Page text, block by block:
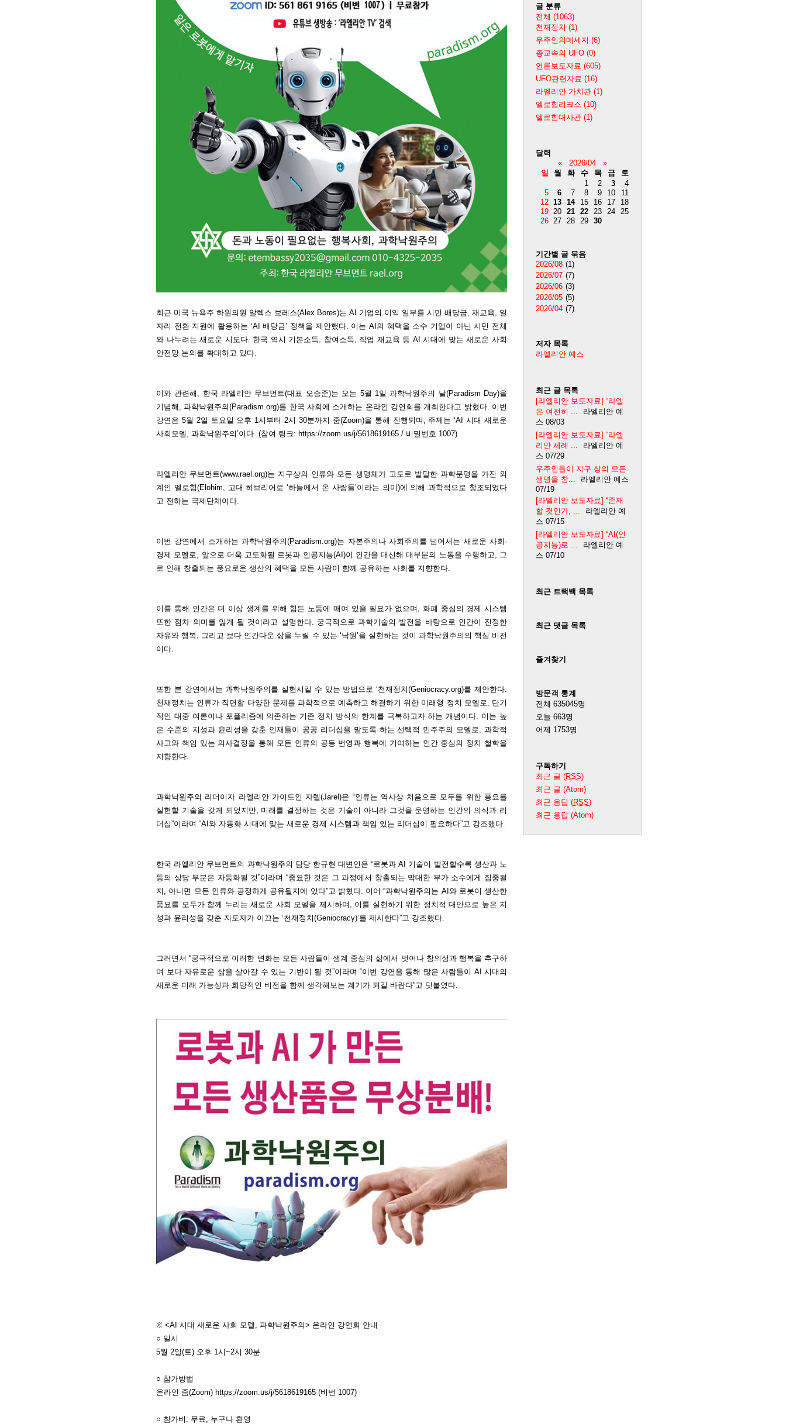
최근 미국 뉴욕주 하원의원 알렉스 보레스(Alex Bores)는 AI 기업의 이익 일부를 시민 배당금, 재교육, 일
자리 전환 지원에 활용하는 ‘AI 배당금’ 정책을 제안했다. 이는 AI의 혜택을 소수 기업이 아닌 시민 전체
와 나누려는 새로운 시도다. 한국 역시 기본소득, 참여소득, 직업 재교육 등 AI 시대에 맞는 새로운 사회
안전망 논의를 확대하고 있다.
이와 관련해, 한국 라엘리안 무브먼트(대표 오승준)는 오는 5월 1일 과학낙원주의 날(Paradism Day)을
기념해, 과학낙원주의(Paradism.org)를 한국 사회에 소개하는 온라인 강연회를 개최한다고 밝혔다. 이번
강연은 5월 2일 토요일 오후 1시부터 2시 30분까지 줌(Zoom)을 통해 진행되며, 주제는 ‘AI 시대 새로운
사회모델, 과학낙원주의’이다. (참여 링크: https://zoom.us/j/5618619165 / 비밀번호 1007)
라엘리안 무브먼트(www.rael.org)는 지구상의 인류와 모든 생명체가 고도로 발달한 과학문명을 가진 외
계인 엘로힘(Elohim, 고대 히브리어로 ‘하늘에서 온 사람들’이라는 의미)에 의해 과학적으로 창조되었다
고 전하는 국제단체이다.
이번 강연에서 소개하는 과학낙원주의(Paradism.org)는 자본주의나 사회주의를 넘어서는 새로운 사회·
경제 모델로, 앞으로 더욱 고도화될 로봇과 인공지능(AI)이 인간을 대신해 대부분의 노동을 수행하고, 그
로 인해 창출되는 풍요로운 생산의 혜택을 모든 사람이 함께 공유하는 사회를 지향한다.
이를 통해 인간은 더 이상 생계를 위해 힘든 노동에 매여 있을 필요가 없으며, 화폐 중심의 경제 시스템
또한 점차 의미를 잃게 될 것이라고 설명한다. 궁극적으로 과학기술의 발전을 바탕으로 인간이 진정한
자유와 행복, 그리고 보다 인간다운 삶을 누릴 수 있는 ‘낙원’을 실현하는 것이 과학낙원주의의 핵심 비전
이다.
또한 본 강연에서는 과학낙원주의를 실현시킬 수 있는 방법으로 ‘천재정치(Geniocracy.org)를 제안한다.
천재정치는 인류가 직면할 다양한 문제를 과학적으로 예측하고 해결하기 위한 미래형 정치 모델로, 단기
적인 대중 여론이나 포퓰리즘에 의존하는 기존 정치 방식의 한계를 극복하고자 하는 개념이다. 이는 높
은 수준의 지성과 윤리성을 갖춘 인재들이 공공 리더십을 맡도록 하는 선택적 민주주의 모델로, 과학적
사고와 책임 있는 의사결정을 통해 모든 인류의 공동 번영과 행복에 기여하는 인간 중심의 정치 철학을
지향한다.
과학낙원주의 리더이자 라엘리안 가이드인 자렐(Jarel)은 “인류는 역사상 처음으로 모두를 위한 풍요를
실현할 기술을 갖게 되었지만, 미래를 결정하는 것은 기술이 아니라 그것을 운영하는 인간의 의식과 리
더십”이라며 “AI와 자동화 시대에 맞는 새로운 경제 시스템과 책임 있는 리더십이 필요하다”고 강조했다.
한국 라엘리안 무브먼트의 과학낙원주의 담당 한규현 대변인은 “로봇과 AI 기술이 발전할수록 생산과 노
동의 상당 부분은 자동화될 것”이라며 “중요한 것은 그 과정에서 창출되는 막대한 부가 소수에게 집중될
지, 아니면 모든 인류와 공정하게 공유될지에 있다”고 밝혔다. 이어 “과학낙원주의는 AI와 로봇이 생산한
풍요를 모두가 함께 누리는 새로운 사회 모델을 제시하며, 이를 실현하기 위한 정치적 대안으로 높은 지
성과 윤리성을 갖춘 지도자가 이끄는 ‘천재정치(Geniocracy)’를 제시한다”고 강조했다.
그러면서 “궁극적으로 이러한 변화는 모든 사람들이 생계 중심의 삶에서 벗어나 창의성과 행복을 추구하
며 보다 자유로운 삶을 살아갈 수 있는 기반이 될 것”이라며 “이번 강연을 통해 많은 사람들이 AI 시대의
새로운 미래 가능성과 희망적인 비전을 함께 생각해보는 계기가 되길 바란다”고 덧붙였다.
※ <AI 시대 새로운 사회 모델, 과학낙원주의> 온라인 강연회 안내
○ 일시
5월 2일(토) 오후 1시~2시 30분
○ 참가방법
온라인 줌(Zoom) https://zoom.us/j/5618619165 (비번 1007)
○ 참가비: 무료, 누구나 환영
글 분류
전체 (1063)
천재정치 (1)
우주인의메세지 (6)
종교속의 UFO (0)
언론보도자료 (605)
UFO관련자료 (16)
라엘리안 가치관 (1)
엘로힘리크스 (10)
엘로힘대사관 (1)
달력
«
2026/04
»
일
월 화 수 목 금
토
1
2 3
4
5
6 7 8 9 10
11
12 13 14 15 16 17
18
19 20 21 22 23 24 25
26 27 28 29 30
기간별 글 묶음
2026/08 (1)
2026/07 (7)
2026/06 (3)
2026/05 (5)
2026/04 (7)
저자 목록
라엘리안 예스
최근 글 목록
[라엘리안 보도자료] “라엘
은 여전히 ...
라엘리안 예
스 08/03
[라엘리안 보도자료] “라엘
리안 세례 ...
라엘리안 예
스 07/29
우주인들이 지구 상의 모든
생명을 창...
라엘리안 예스
07/19
[라엘리안 보도자료] “존재
할 것인가, ...
라엘리안 예
스 07/15
[라엘리안 보도자료] “AI(인
공지능)로 ...
라엘리안 예
스 07/10
최근 트랙백 목록
최근 댓글 목록
즐겨찾기
방문객 통계
전체 635045명
오늘 663명
어제 1753명
구독하기
최근 글 (RSS)
최근 글 (Atom)
최근 응답 (RSS)
최근 응답 (Atom)